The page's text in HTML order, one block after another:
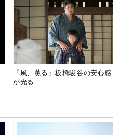
『風、薫る』板橋駿谷の安心感
が光る